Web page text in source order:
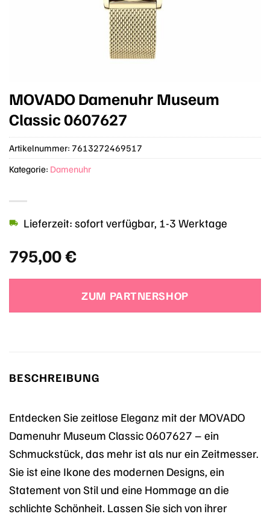
MOVADO Damenuhr Museum
Classic 0607627
795,00€
Lieferzeit: sofort verfügbar, 1-3 Werktage
ZUM PARTNERSHOP
Artikelnummer: 7613272469517
Kategorie: Damenuhr
BESCHREIBUNG
Entdecken Sie zeitlose Eleganz mit der MOVADO
Damenuhr Museum Classic 0607627 – ein
Schmuckstück, das mehr ist als nur ein Zeitmesser.
Sie ist eine Ikone des modernen Designs, ein
Statement von Stil und eine Hommage an die
schlichte Schönheit. Lassen Sie sich von ihrer